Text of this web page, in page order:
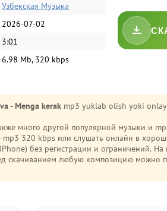
Узбекская Музыка
2026-07-02
3:01
6.98 Mb, 320 kbps
- Menga kerak mp3 yuklab olish yoki
много другой популярной музыки и
320 kbps или слушать онлайн в хорошем
без регистрации и ограничений.
скачиванием любую композицию можно